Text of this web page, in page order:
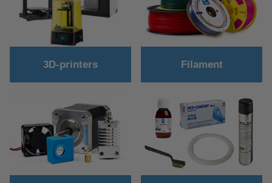
3D-printers Filament